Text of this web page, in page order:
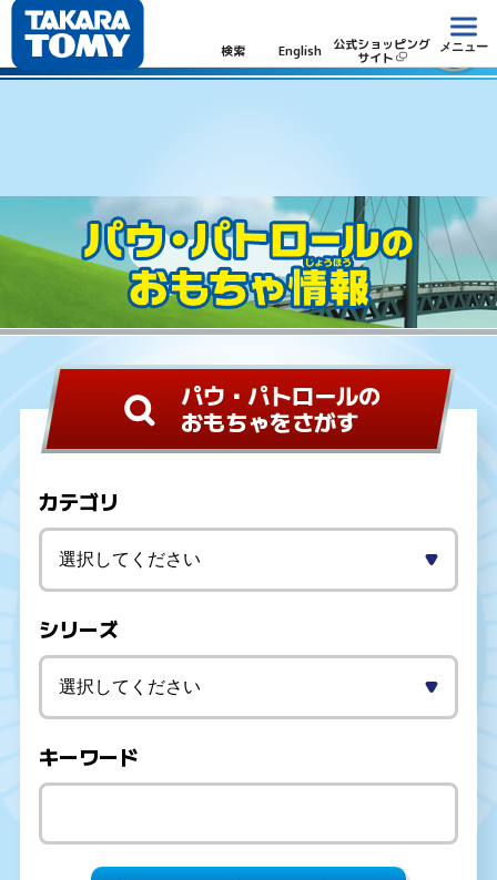
検索 English 公式ショッピング
サイト
メニュー
パウ・パトロール
パウ・パトロールの
おもちゃをさがす
カテゴリ
シリーズ
キーワード